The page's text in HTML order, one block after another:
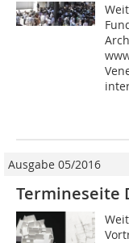
Ausgabe 05/2016
Termineseite